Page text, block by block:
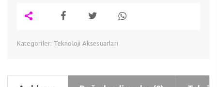
Kategoriler: Teknoloji Aksesuarları